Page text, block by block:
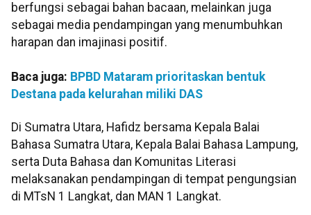
berfungsi sebagai bahan bacaan, melainkan juga
sebagai media pendampingan yang menumbuhkan
harapan dan imajinasi positif.
Baca juga: BPBD Mataram prioritaskan bentuk
Destana pada kelurahan miliki DAS
Di Sumatra Utara, Hafidz bersama Kepala Balai
Bahasa Sumatra Utara, Kepala Balai Bahasa Lampung,
serta Duta Bahasa dan Komunitas Literasi
melaksanakan pendampingan di tempat pengungsian
di MTsN 1 Langkat, dan MAN 1 Langkat.